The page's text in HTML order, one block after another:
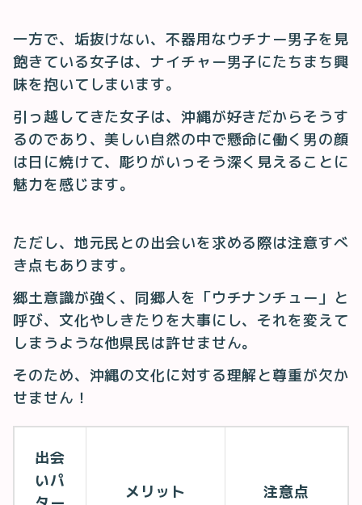
一方で、垢抜けない、不器用なウチナー男子を見
飽きている女子は、ナイチャー男子にたちまち興
味を抱いてしまいます。
引っ越してきた女子は、沖縄が好きだからそうす
るのであり、美しい自然の中で懸命に働く男の顔
は日に焼けて、彫りがいっそう深く見えることに
魅力を感じます。
ただし、地元民との出会いを求める際は注意すべ
き点もあります。
郷土意識が強く、同郷人を「ウチナンチュー」と
呼び、文化やしきたりを大事にし、それを変えて
しまうような他県民は許せません。
そのため、沖縄の文化に対する理解と尊重が欠か
せません！
出会
いパ
メリット 注意点